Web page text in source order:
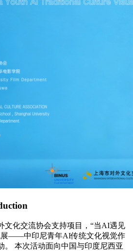
文化交流协会支持项目，“当AI遇见
展——中印尼青年AI传统文化视觉作
。 本次活动面向中国与印度尼西亚